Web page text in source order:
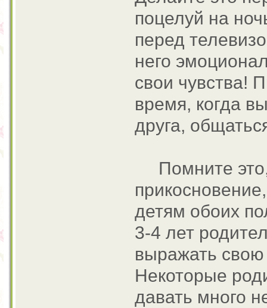
поцелуй на
перед
него
свои чувства!
время, когда
друга,
Помните это,
детям обоих
3-4 лет
выражать
Некоторые
давать много